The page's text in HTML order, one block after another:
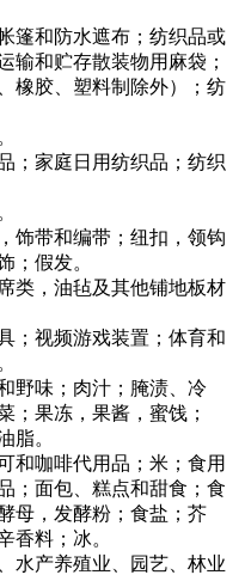
篷和防水遮布；纺织品或
输和贮存散装物用麻袋；
橡胶、塑料制除外）；纺
；家庭日用纺织品；纺织
饰带和编带；纽扣，领钩
；假发。
类，油毡及其他铺地板材
；视频游戏装置；体育和
野味；肉汁；腌渍、冷
；果冻，果酱，蜜饯；
脂。
和咖啡代用品；米；食用
；面包、糕点和甜食；食
母，发酵粉；食盐；芥
香料；冰。
水产养殖业、园艺、林业